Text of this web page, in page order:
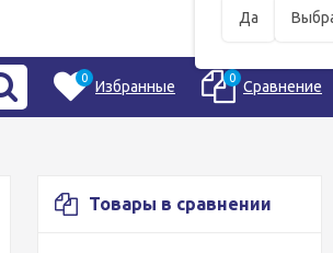
Да
0 Избранные 0 Сравнение
Товары в сравнении